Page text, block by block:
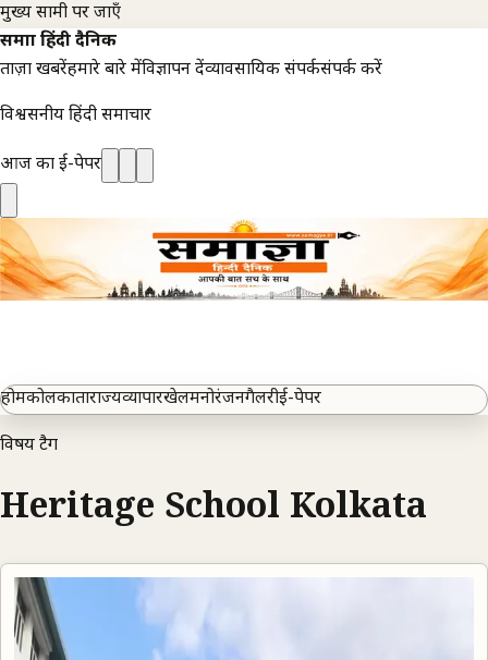
मुख्य सामग्री पर जाएँ
समाज्ञा हिंदी दैनिक
ताज़ा खबरेंहमारे बारे मेंविज्ञापन देंव्यावसायिक संपर्कसंपर्क करें
विश्वसनीय हिंदी समाचार
आज का ई-पेपर
होमकोलकाताराज्यव्यापारखेलमनोरंजनगैलरीई-पेपर
विषय टैग
Heritage School Kolkata